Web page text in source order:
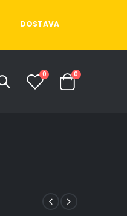
DOSTAVA
0 0